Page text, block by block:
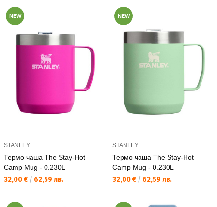
NEW
STANLEY
Термо чаша The Stay-Hot
Camp Mug - 0.230L
Текуща цена:
32,00 € / 62,59 лв.
NEW
STANLEY
Термо чаша The Stay-Hot
Camp Mug - 0.230L
Текуща цена:
32,00 € / 62,59 лв.